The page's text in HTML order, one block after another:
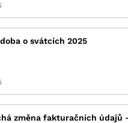
o svátcích 2025
změna fakturačních údajů